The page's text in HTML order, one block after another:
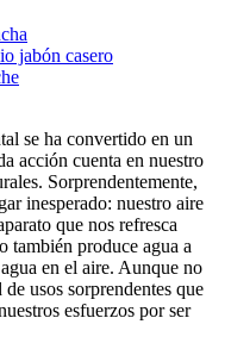
jabón casero
se ha convertido en un
acción cuenta en nuestro
Sorprendentemente,
inesperado: nuestro aire
que nos refresca
también produce agua a
en el aire. Aunque no
usos sorprendentes que
esfuerzos por ser